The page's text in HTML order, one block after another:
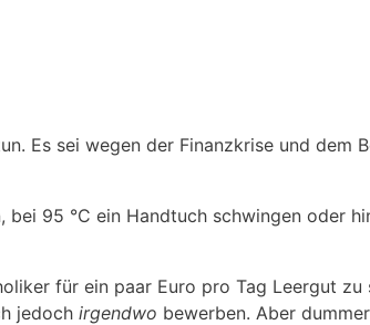
Es sei wegen der Finanzkrise und dem
95 °C ein Handtuch schwingen oder
für ein paar Euro pro Tag Leergut
jedoch irgendwo bewerben. Aber